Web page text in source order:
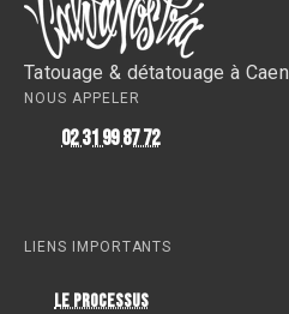
Tatouage & détatouage à Caen
NOUS APPELER
02 31 99 87 72
LIENS IMPORTANTS
Le Processus